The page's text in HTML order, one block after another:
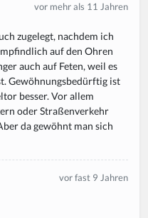
vor mehr als 11 Jahren
zugelegt, nachdem ich
auf den Ohren
auch auf Feten, weil es
Gewöhnungsbedürftig ist
besser. Vor allem
oder Straßenverkehr
da gewöhnt man sich
vor fast 9 Jahren